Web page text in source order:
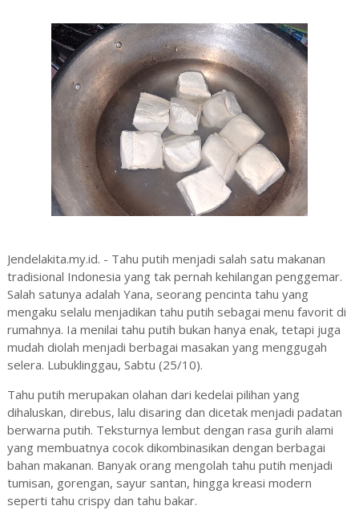
Jendelakita.my.id. - Tahu putih menjadi salah satu makanan
tradisional Indonesia yang tak pernah kehilangan penggemar.
Salah satunya adalah Yana, seorang pencinta tahu yang
mengaku selalu menjadikan tahu putih sebagai menu favorit di
rumahnya. Ia menilai tahu putih bukan hanya enak, tetapi juga
mudah diolah menjadi berbagai masakan yang menggugah
selera. Lubuklinggau, Sabtu (25/10).
Tahu putih merupakan olahan dari kedelai pilihan yang
dihaluskan, direbus, lalu disaring dan dicetak menjadi padatan
berwarna putih. Teksturnya lembut dengan rasa gurih alami
yang membuatnya cocok dikombinasikan dengan berbagai
bahan makanan. Banyak orang mengolah tahu putih menjadi
tumisan, gorengan, sayur santan, hingga kreasi modern
seperti tahu crispy dan tahu bakar.